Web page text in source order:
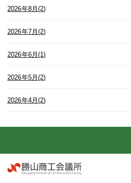
2026年8月(2)
2026年7月(2)
2026年6月(1)
2026年5月(2)
2026年4月(2)